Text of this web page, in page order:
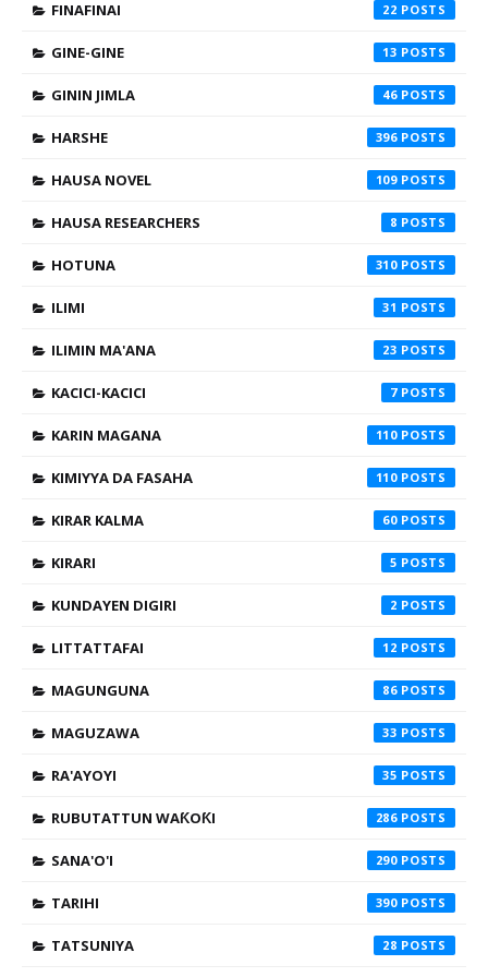
FINAFINAI 22
GINE-GINE 13
GININ JIMLA 46
HARSHE 396
HAUSA NOVEL 109
HAUSA RESEARCHERS 8
HOTUNA 310
ILIMI 31
ILIMIN MA'ANA 23
KACICI-KACICI 7
KARIN MAGANA 110
KIMIYYA DA FASAHA 110
KIRAR KALMA 60
KIRARI 5
KUNDAYEN DIGIRI 2
LITTATTAFAI 12
MAGUNGUNA 86
MAGUZAWA 33
RA'AYOYI 35
RUBUTATTUN WAƘOƘI 286
SANA'O'I 290
TARIHI 390
TATSUNIYA 28